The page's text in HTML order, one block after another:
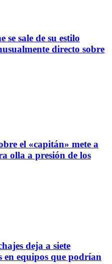
sale de su estilo
directo sobre
el «capitán» mete a
olla a presión de los
deja a siete
en equipos que podrían